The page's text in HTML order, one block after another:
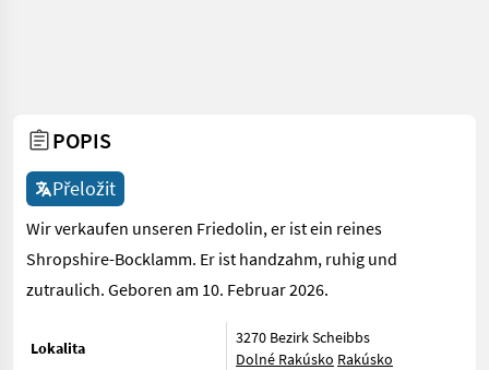
POPIS
Přeložit
Wir verkaufen unseren Friedolin, er ist ein reines
Shropshire-Bocklamm. Er ist handzahm, ruhig und
zutraulich. Geboren am 10. Februar 2026.
Lokalita
3270 Bezirk Scheibbs
Dolné Rakúsko Rakúsko